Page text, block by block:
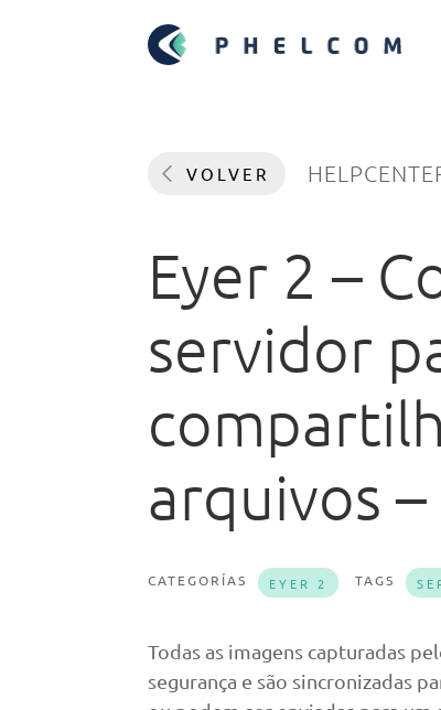
VOLVER
Eyer 2 –
servidor
arquivos –
CATEGORÍAS EYER 2 TAGS
Todas as imagens capturadas
segurança e são sincronizadas